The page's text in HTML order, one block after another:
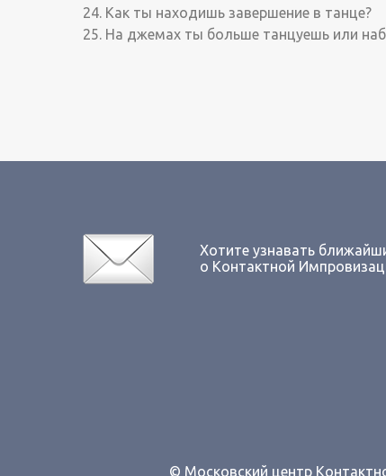
24. Как ты находишь завершение в танце?
25. На джемах ты больше танцуешь или
Хотите узнавать
о Контактной
© Московский центр